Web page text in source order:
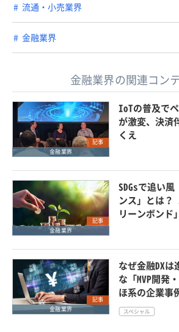
流通・小売業界
金融業界
金融業界の関連コン
記事
金融業界
IoTの普及で
が激変、決済
くえ
記事
金融業界
SDGsで追い
ンス」とは？
リーンボンド
記事
金融業界
なぜ金融DX
な「MVP開発
ほ系の企業事